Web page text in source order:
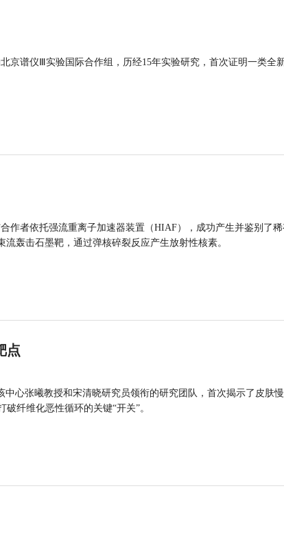
京谱仪Ⅲ实验国际合作组，历经15年实验研究，首次证明一类全
作者依托强流重离子加速器装置（HIAF），成功产生并鉴别了
轰击石墨靶，通过弹核碎裂反应产生放射性核素。
点
心张曦教授和宋清晓研究员领衔的研究团队，首次揭示了皮肤
纤维化恶性循环的关键“开关”。